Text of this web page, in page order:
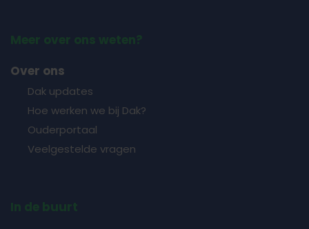
Meer over ons weten?
Over ons
Dak updates
Hoe werken we bij Dak?
Ouderportaal
Veelgestelde vragen
In de buurt